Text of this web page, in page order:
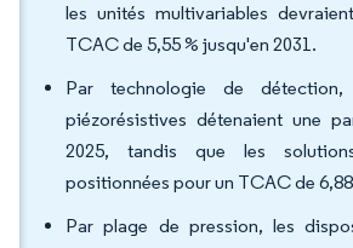
les unités multivariables
TCAC de 5,55 % jusqu'en 2031.
Par technologie de détection,
piézorésistives détenaient une
2025, tandis que les
positionnées pour un TCAC de
Par plage de pression, les